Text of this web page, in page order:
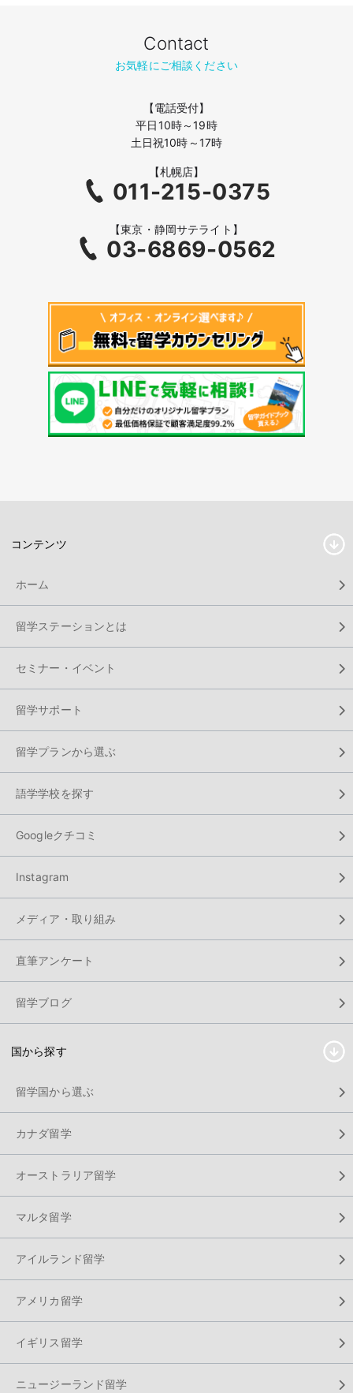
Contact
お気軽にご相談ください
【電話受付】
平日10時～19時
土日祝10時～17時
【札幌店】
011-215-0375
【東京・静岡サテライト】
03-6869-0562
コンテンツ
ホーム
留学ステーションとは
セミナー・イベント
留学サポート
留学プランから選ぶ
語学学校を探す
Googleクチコミ
Instagram
メディア・取り組み
直筆アンケート
留学ブログ
国から探す
留学国から選ぶ
カナダ留学
オーストラリア留学
マルタ留学
アイルランド留学
アメリカ留学
イギリス留学
ニュージーランド留学